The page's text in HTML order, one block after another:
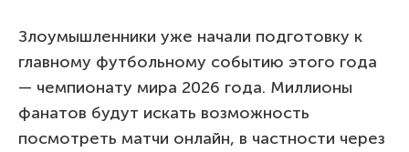
Злоумышленники уже начали подготовку к
главному футбольному событию этого года
— чемпионату мира 2026 года. Миллионы
фанатов будут искать возможность
посмотреть матчи онлайн, в частности через